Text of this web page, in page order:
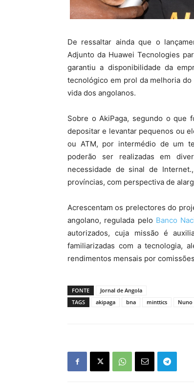
De ressaltar ainda que o
Adjunto da Huawei Tecnologies
garantiu a disponibilidade da
tecnológico em prol da melhoria
vida dos angolanos.
Sobre o AkiPaga, segundo o que
depositar e levantar pequenos ou
ou ATM, por intermédio de um
poderão ser realizadas em
necessidade de sinal de
províncias, com perspectiva de
Acrescentam os prelectores do
angolano, regulada pelo Banco
autorizados, cuja missão é
familiarizadas com a tecnologia,
rendimentos mensais por
FONTE
Jornal de Angola
TAGS
akipaga bna minttics Nuno